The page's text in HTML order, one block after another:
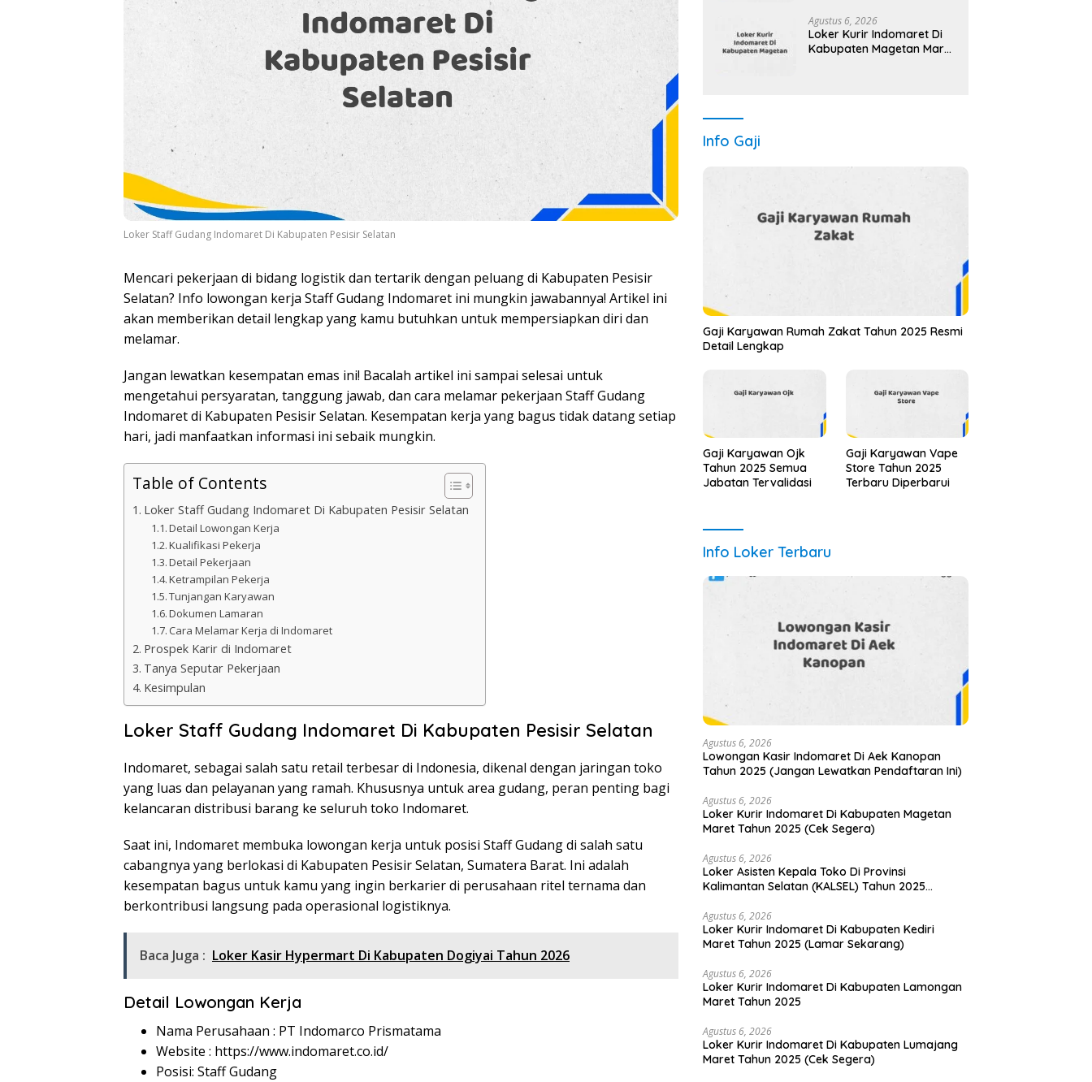
Loker Staff Gudang Indomaret Di Kabupaten Pesisir Selatan
Mencari pekerjaan di bidang logistik dan tertarik dengan peluang di Kabupaten Pesisir
Selatan? Info lowongan kerja Staff Gudang Indomaret ini mungkin jawabannya! Artikel ini
akan memberikan detail lengkap yang kamu butuhkan untuk mempersiapkan diri dan
melamar.
Jangan lewatkan kesempatan emas ini! Bacalah artikel ini sampai selesai untuk
mengetahui persyaratan, tanggung jawab, dan cara melamar pekerjaan Staff Gudang
Indomaret di Kabupaten Pesisir Selatan. Kesempatan kerja yang bagus tidak datang setiap
hari, jadi manfaatkan informasi ini sebaik mungkin.
Table of Contents
Loker Staff Gudang Indomaret Di Kabupaten Pesisir Selatan
Detail Lowongan Kerja
Kualifikasi Pekerja
Detail Pekerjaan
Ketrampilan Pekerja
Tunjangan Karyawan
Dokumen Lamaran
Cara Melamar Kerja di Indomaret
Prospek Karir di Indomaret
Tanya Seputar Pekerjaan
Kesimpulan
Loker Staff Gudang Indomaret Di Kabupaten Pesisir Selatan
Indomaret, sebagai salah satu retail terbesar di Indonesia, dikenal dengan jaringan toko
yang luas dan pelayanan yang ramah. Khususnya untuk area gudang, peran penting bagi
kelancaran distribusi barang ke seluruh toko Indomaret.
Saat ini, Indomaret membuka lowongan kerja untuk posisi Staff Gudang di salah satu
cabangnya yang berlokasi di Kabupaten Pesisir Selatan, Sumatera Barat. Ini adalah
kesempatan bagus untuk kamu yang ingin berkarier di perusahaan ritel ternama dan
berkontribusi langsung pada operasional logistiknya.
Baca Juga : Loker Kasir Hypermart Di Kabupaten Dogiyai Tahun 2026
Detail Lowongan Kerja
Nama Perusahaan : PT Indomarco Prismatama
Website : https://www.indomaret.co.id/
Posisi: Staff Gudang
Agustus 6, 2026
Loker Kurir Indomaret Di
Kabupaten Magetan Maret
Info Gaji
Gaji Karyawan Rumah Zakat Tahun 2025 Resmi
Detail Lengkap
Gaji Karyawan Ojk
Tahun 2025 Semua
Jabatan Tervalidasi
Gaji Karyawan Vape
Store Tahun 2025
Terbaru Diperbarui
Info Loker Terbaru
Agustus 6, 2026
Lowongan Kasir Indomaret Di Aek Kanopan
Tahun 2025 (Jangan Lewatkan Pendaftaran Ini)
Agustus 6, 2026
Loker Kurir Indomaret Di Kabupaten Magetan
Maret Tahun 2025 (Cek Segera)
Agustus 6, 2026
Loker Asisten Kepala Toko Di Provinsi
Kalimantan Selatan (KALSEL) Tahun 2025
Agustus 6, 2026
Loker Kurir Indomaret Di Kabupaten Kediri
Maret Tahun 2025 (Lamar Sekarang)
Agustus 6, 2026
Loker Kurir Indomaret Di Kabupaten Lamongan
Maret Tahun 2025
Agustus 6, 2026
Loker Kurir Indomaret Di Kabupaten Lumajang
Maret Tahun 2025 (Cek Segera)